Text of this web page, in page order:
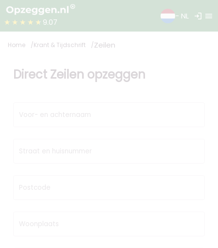
★★★★★ 9.07
- NL login menu
Home Krant & Tijdschrift Zeilen
Direct Zeilen opzeggen
Voor- en achternaam
Straat en huisnummer
Postcode
Woonplaats